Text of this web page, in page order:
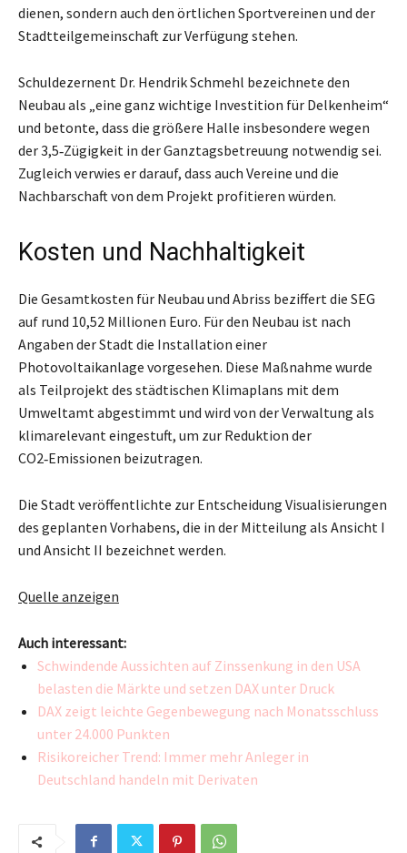
dienen, sondern auch den örtlichen Sportvereinen und der
Stadtteilgemeinschaft zur Verfügung stehen.
Schuldezernent Dr. Hendrik Schmehl bezeichnete den
Neubau als „eine ganz wichtige Investition für Delkenheim“
und betonte, dass die größere Halle insbesondere wegen
der 3,5‑Zügigkeit in der Ganztagsbetreuung notwendig sei.
Zugleich verwies er darauf, dass auch Vereine und die
Nachbarschaft von dem Projekt profitieren würden.
Kosten und Nachhaltigkeit
Die Gesamtkosten für Neubau und Abriss beziffert die SEG
auf rund 10,52 Millionen Euro. Für den Neubau ist nach
Angaben der Stadt die Installation einer
Photovoltaikanlage vorgesehen. Diese Maßnahme wurde
als Teilprojekt des städtischen Klimaplans mit dem
Umweltamt abgestimmt und wird von der Verwaltung als
klimarelevant eingestuft, um zur Reduktion der
CO2‑Emissionen beizutragen.
Die Stadt veröffentlichte zur Entscheidung Visualisierungen
des geplanten Vorhabens, die in der Mitteilung als Ansicht I
und Ansicht II bezeichnet werden.
Quelle anzeigen
Auch interessant:
Schwindende Aussichten auf Zinssenkung in den USA
belasten die Märkte und setzen DAX unter Druck
DAX zeigt leichte Gegenbewegung nach Monatsschluss
unter 24.000 Punkten
Risikoreicher Trend: Immer mehr Anleger in
Deutschland handeln mit Derivaten